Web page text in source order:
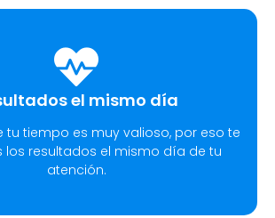
el mismo día
tu tiempo es muy valioso, por eso te
los resultados el mismo día de tu
atención.